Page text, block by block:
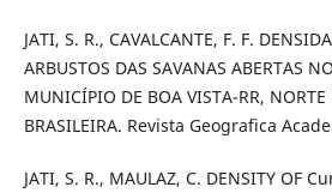
JATI, S. R., CAVALCANTE, F. F.
ARBUSTOS DAS SAVANAS ABERTAS
MUNICÍPIO DE BOA VISTA-RR,
BRASILEIRA. Revista Geografica
JATI, S. R., MAULAZ, C. DENSITY OF